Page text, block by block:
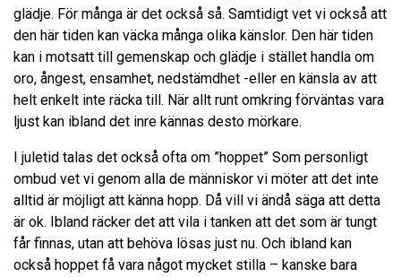
glädje. För många är det också så. Samtidigt vet vi också att
den här tiden kan väcka många olika känslor. Den här tiden
kan i motsatt till gemenskap och glädje i stället handla om
oro, ångest, ensamhet, nedstämdhet -eller en känsla av att
helt enkelt inte räcka till. När allt runt omkring förväntas vara
ljust kan ibland det inre kännas desto mörkare.
I juletid talas det också ofta om ”hoppet” Som personligt
ombud vet vi genom alla de människor vi möter att det inte
alltid är möjligt att känna hopp. Då vill vi ändå säga att detta
är ok. Ibland räcker det att vila i tanken att det som är tungt
får finnas, utan att behöva lösas just nu. Och ibland kan
också hoppet få vara något mycket stilla – kanske bara